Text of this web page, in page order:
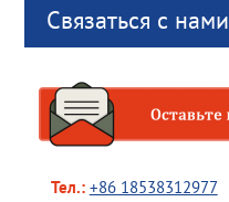
Связаться с нами
Тел.: +86 18538312977